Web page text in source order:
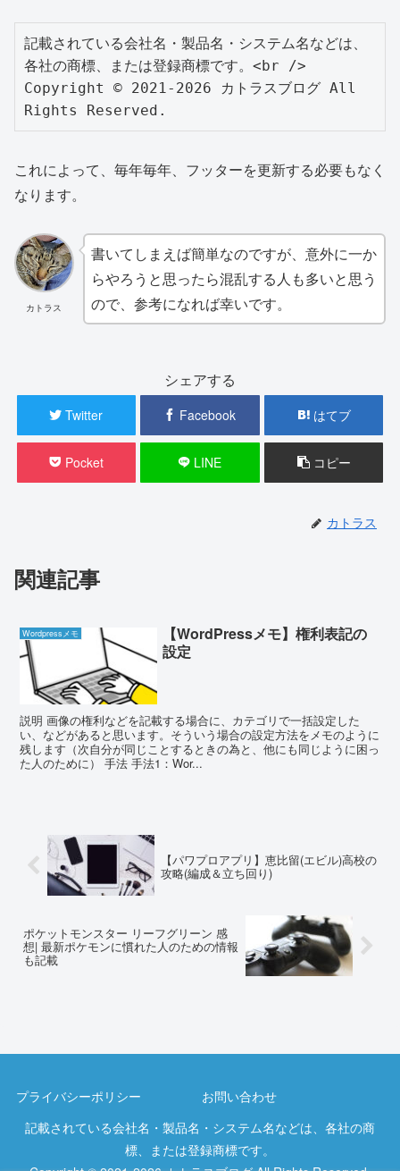
記載されている会社名・製品名・システム名などは、
各社の商標、または登録商標です。<br />
Copyright © 2021-2026 カトラスブログ All
Rights Reserved.
これによって、毎年毎年、フッターを更新する必要もなく
なります。
カトラス
書いてしまえば簡単なのですが、意外に一か
らやろうと思ったら混乱する人も多いと思う
ので、参考になれば幸いです。
シェアする
Twitter Facebook はてブ
Pocket LINE コピー
カトラス
関連記事
Wordpressメモ
【WordPressメモ】権利表記の
設定
説明 画像の権利などを記載する場合に、カテゴリで一括設定した
い、などがあると思います。そういう場合の設定方法をメモのように
残します（次自分が同じことするときの為と、他にも同じように困っ
た人のために） 手法 手法1：Wor...
【パワプロアプリ】恵比留(エビル)高校の
攻略(編成＆立ち回り)
ポケットモンスター リーフグリーン 感
想| 最新ポケモンに慣れた人のための情報
も記載
プライバシーポリシー
お問い合わせ
記載されている会社名・製品名・システム名などは、各社の商
標、または登録商標です。